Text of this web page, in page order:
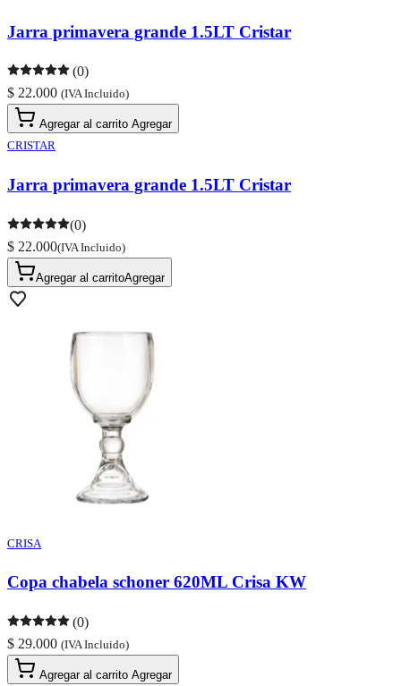
Jarra primavera grande 1.5LT Cristar
(0)
$ 22.000 (IVA Incluido)
Agregar al carrito Agregar
CRISTAR
Jarra primavera grande 1.5LT Cristar
(0)
$ 22.000(IVA Incluido)
Agregar al carritoAgregar
CRISA
Copa chabela schoner 620ML Crisa KW
(0)
$ 29.000 (IVA Incluido)
Agregar al carrito Agregar